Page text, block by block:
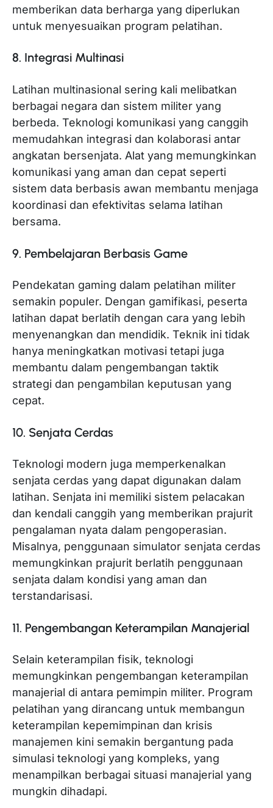
memberikan data berharga yang diperlukan
untuk menyesuaikan program pelatihan.
8. Integrasi Multinasi
Latihan multinasional sering kali melibatkan
berbagai negara dan sistem militer yang
berbeda. Teknologi komunikasi yang canggih
memudahkan integrasi dan kolaborasi antar
angkatan bersenjata. Alat yang memungkinkan
komunikasi yang aman dan cepat seperti
sistem data berbasis awan membantu menjaga
koordinasi dan efektivitas selama latihan
bersama.
9. Pembelajaran Berbasis Game
Pendekatan gaming dalam pelatihan militer
semakin populer. Dengan gamifikasi, peserta
latihan dapat berlatih dengan cara yang lebih
menyenangkan dan mendidik. Teknik ini tidak
hanya meningkatkan motivasi tetapi juga
membantu dalam pengembangan taktik
strategi dan pengambilan keputusan yang
cepat.
10. Senjata Cerdas
Teknologi modern juga memperkenalkan
senjata cerdas yang dapat digunakan dalam
latihan. Senjata ini memiliki sistem pelacakan
dan kendali canggih yang memberikan prajurit
pengalaman nyata dalam pengoperasian.
Misalnya, penggunaan simulator senjata cerdas
memungkinkan prajurit berlatih penggunaan
senjata dalam kondisi yang aman dan
terstandarisasi.
11. Pengembangan Keterampilan Manajerial
Selain keterampilan fisik, teknologi
memungkinkan pengembangan keterampilan
manajerial di antara pemimpin militer. Program
pelatihan yang dirancang untuk membangun
keterampilan kepemimpinan dan krisis
manajemen kini semakin bergantung pada
simulasi teknologi yang kompleks, yang
menampilkan berbagai situasi manajerial yang
mungkin dihadapi.